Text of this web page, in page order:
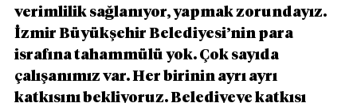
verimlilik sağlanıyor, yapmak zorundayız.
İzmir Büyükşehir Belediyesi’nin para
israfına tahammülü yok. Çok sayıda
çalışanımız var. Her birinin ayrı ayrı
katkısını bekliyoruz. Belediyeye katkısı